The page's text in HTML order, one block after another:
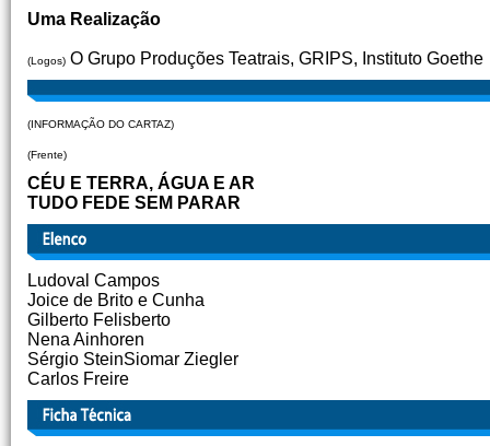
Uma Realização
(Logos) O Grupo Produções Teatrais, GRIPS, Instituto Goethe
(INFORMAÇÃO DO CARTAZ)
(Frente)
CÉU E TERRA, ÁGUA E AR
TUDO FEDE SEM PARAR
Ludoval Campos
Joice de Brito e Cunha
Gilberto Felisberto
Nena Ainhoren
Sérgio SteinSiomar Ziegler
Carlos Freire